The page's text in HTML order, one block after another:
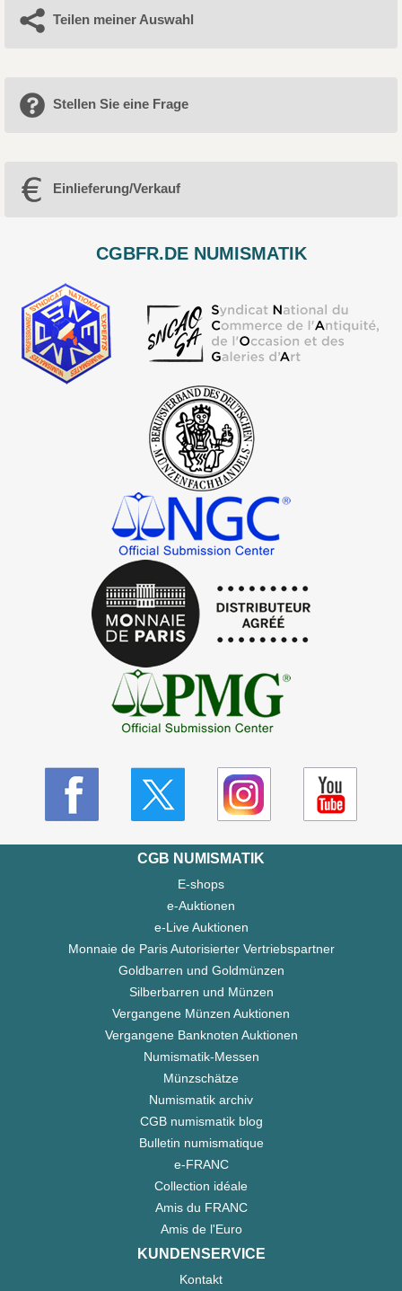
Teilen meiner Auswahl
Stellen Sie eine Frage
Einlieferung/Verkauf
CGBFR.DE NUMISMATIK
CGB NUMISMATIK
E-shops
e-Auktionen
e-Live Auktionen
Monnaie de Paris Autorisierter Vertriebspartner
Goldbarren und Goldmünzen
Silberbarren und Münzen
Vergangene Münzen Auktionen
Vergangene Banknoten Auktionen
Numismatik-Messen
Münzschätze
Numismatik archiv
CGB numismatik blog
Bulletin numismatique
e-FRANC
Collection idéale
Amis du FRANC
Amis de l'Euro
KUNDENSERVICE
Kontakt